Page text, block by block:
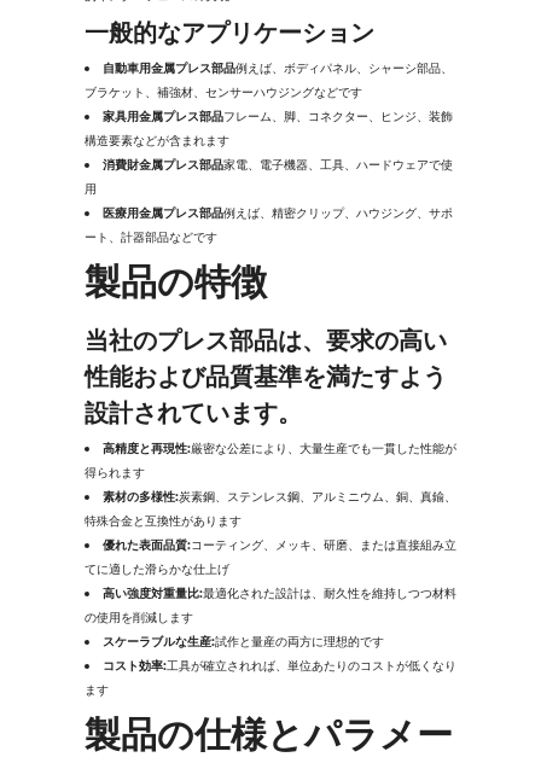
一般的なアプリケーション
自動車用金属プレス部品例えば、ボディパネル、シャーシ部品、
ブラケット、補強材、センサーハウジングなどです
家具用金属プレス部品フレーム、脚、コネクター、ヒンジ、装飾
構造要素などが含まれます
消費財金属プレス部品家電、電子機器、工具、ハードウェアで使
用
医療用金属プレス部品例えば、精密クリップ、ハウジング、サポ
ート、計器部品などです
製品の特徴
当社のプレス部品は、要求の高い
性能および品質基準を満たすよう
設計されています。
高精度と再現性:厳密な公差により、大量生産でも一貫した性能が
得られます
素材の多様性:炭素鋼、ステンレス鋼、アルミニウム、銅、真鍮、
特殊合金と互換性があります
優れた表面品質:コーティング、メッキ、研磨、または直接組み立
てに適した滑らかな仕上げ
高い強度対重量比:最適化された設計は、耐久性を維持しつつ材料
の使用を削減します
スケーラブルな生産:試作と量産の両方に理想的です
コスト効率:工具が確立されれば、単位あたりのコストが低くなり
ます
製品の仕様とパラメー